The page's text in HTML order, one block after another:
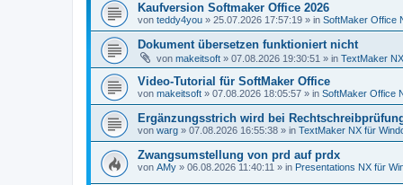
Kaufversion Softmaker Office 2026
von teddy4you » 25.07.2026 17:57:19 » in SoftMaker Office
Dokument übersetzen funktioniert nicht
von makeitsoft » 07.08.2026 19:30:51 » in TextMaker
Video-Tutorial für SoftMaker Office
von makeitsoft » 07.08.2026 18:05:57 » in SoftMaker Office
Ergänzungsstrich wird bei
von warg » 07.08.2026 16:55:38 » in TextMaker NX für
Zwangsumstellung von prd auf prdx
von AMy » 06.08.2026 11:40:11 » in Presentations NX für